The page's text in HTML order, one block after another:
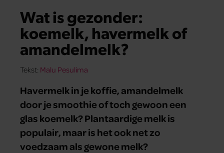
Wat is gezonder:
koemelk, havermelk of
amandelmelk?
Tekst: Malu Pesulima
Havermelk in je koffie, amandelmelk
door je smoothie of toch gewoon een
glas koemelk? Plantaardige melk is
populair, maar is het ook net zo
voedzaam als gewone melk?